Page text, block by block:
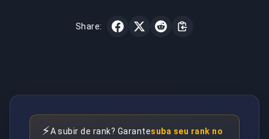
Share:
⚡A subir de rank? Garantesuba seu rank no